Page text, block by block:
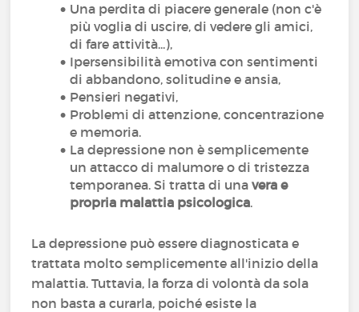
Una perdita di piacere generale (non c'è
più voglia di uscire, di vedere gli amici,
di fare attività...),
Ipersensibilità emotiva con sentimenti
di abbandono, solitudine e ansia,
Pensieri negativi,
Problemi di attenzione, concentrazione
e memoria.
La depressione non è semplicemente
un attacco di malumore o di tristezza
temporanea. Si tratta di una vera e
propria malattia psicologica.
La depressione può essere diagnosticata e
trattata molto semplicemente all'inizio della
malattia. Tuttavia, la forza di volontà da sola
non basta a curarla, poiché esiste la